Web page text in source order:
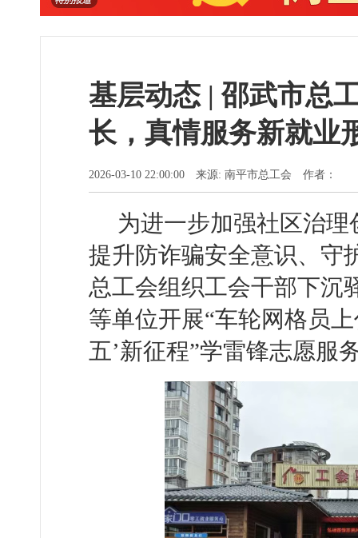
基层动态 | 邵武市总
长，真情服务新就业
2026-03-10 22:00:00 来源: 南平市总工会 作者：
为进一步加强社区治
提升防诈骗安全意识、守
总工会组织工会干部下沉
等单位开展“车轮网格员
五’新征程”学雷锋志愿服